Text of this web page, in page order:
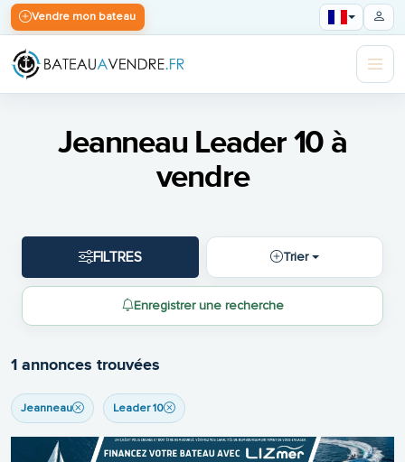
Vendre mon bateau
Jeanneau Leader 10 à
vendre
FILTRES Trier
Enregistrer une recherche
1 annonces trouvées
Jeanneau Leader 10